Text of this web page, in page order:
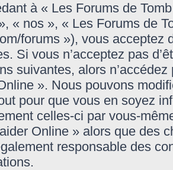
à « Les Forums de
« nos », « Les Forums de
forums »), vous acceptez
Si vous n’acceptez pas
suivantes, alors
». Nous pouvons
pour que vous en soyez
celles-ci par vous-
Online » alors que des
responsable des